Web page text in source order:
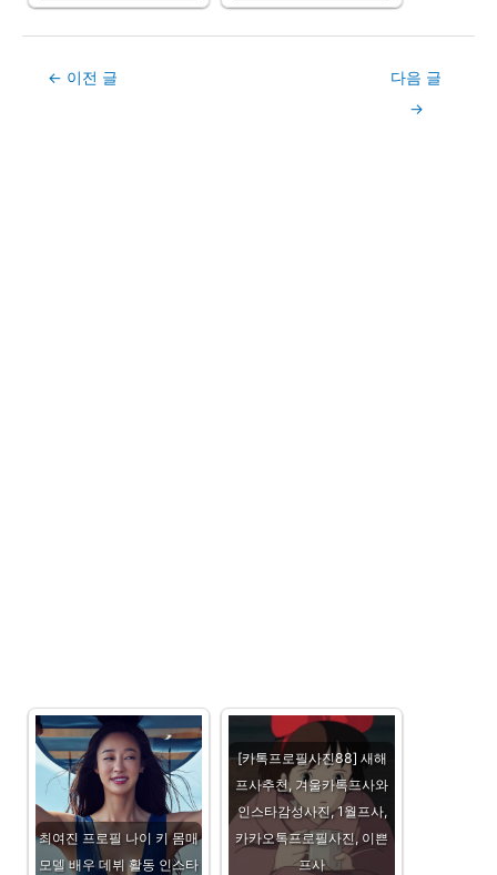
Post← 이전 글
다음 글
→
최여진 프로필 나이 키 몸매
모델 배우 데뷔 활동 인스타
[카톡프로필사진88] 새해
프사추천, 겨울카톡프사와
인스타감성사진, 1월프사,
카카오톡프로필사진, 이쁜
프사